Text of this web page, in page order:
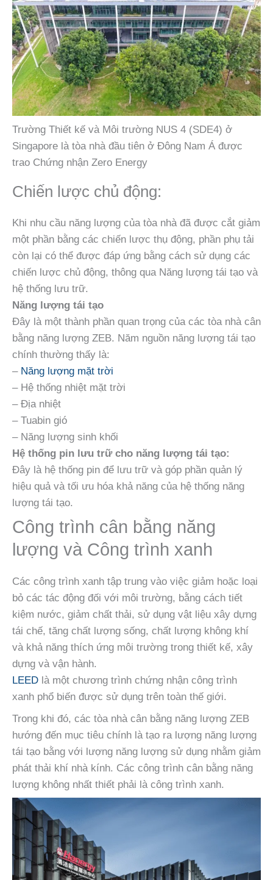
Trường Thiết kế và Môi trường NUS 4 (SDE4) ở
Singapore là tòa nhà đầu tiên ở Đông Nam Á được
trao Chứng nhận Zero Energy
Chiến lược chủ động:
Khi nhu cầu năng lượng của tòa nhà đã được cắt giảm
một phần bằng các chiến lược thụ động, phần phụ tải
còn lại có thể được đáp ứng bằng cách sử dụng các
chiến lược chủ động, thông qua Năng lượng tái tạo và
hệ thống lưu trữ.
Năng lượng tái tạo
Đây là một thành phần quan trọng của các tòa nhà cân
bằng năng lượng ZEB. Năm nguồn năng lượng tái tạo
chính thường thấy là:
– Năng lượng mặt trời
– Hệ thống nhiệt mặt trời
– Địa nhiệt
– Tuabin gió
– Năng lượng sinh khối
Hệ thống pin lưu trữ cho năng lượng tái tạo:
Đây là hệ thống pin để lưu trữ và góp phần quản lý
hiệu quả và tối ưu hóa khả năng của hệ thống năng
lượng tái tạo.
Công trình cân bằng năng
lượng và Công trình xanh
Các công trình xanh tập trung vào việc giảm hoặc loại
bỏ các tác động đối với môi trường, bằng cách tiết
kiệm nước, giảm chất thải, sử dụng vật liệu xây dựng
tái chế, tăng chất lượng sống, chất lượng không khí
và khả năng thích ứng môi trường trong thiết kế, xây
dựng và vận hành.
LEED là một chương trình chứng nhận công trình
xanh phổ biến được sử dụng trên toàn thế giới.
Trong khi đó, các tòa nhà cân bằng năng lượng ZEB
hướng đến mục tiêu chính là tạo ra lượng năng lượng
tái tạo bằng với lượng năng lượng sử dụng nhằm giảm
phát thải khí nhà kính. Các công trình cân bằng năng
lượng không nhất thiết phải là công trình xanh.